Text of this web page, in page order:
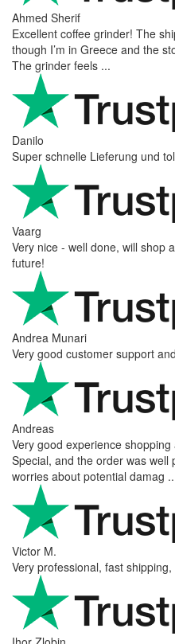
Ahmed Sherif
Excellent coffee grinder! The
though I’m in Greece and the
The grinder feels ...
Danilo
Super schnelle Lieferung und
Vaarg
Very nice - well done, will shop
future!
Andrea Munari
Very good customer support
Andreas
Very good experience
Special, and the order was
worries about potential damag
Victor M.
Very professional, fast